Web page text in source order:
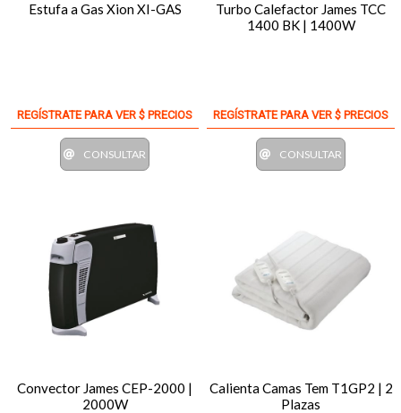
Estufa a Gas Xion XI-GAS
REGÍSTRATE PARA VER $ PRECIOS
CONSULTAR
Turbo Calefactor James TCC
1400 BK | 1400W
REGÍSTRATE PARA VER $ PRECIOS
CONSULTAR
Convector James CEP-2000 |
2000W
Calienta Camas Tem T1GP2 | 2
Plazas